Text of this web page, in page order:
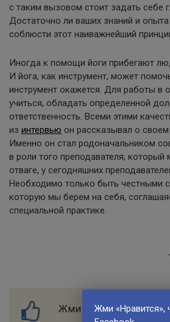
с таким вызовом стоит задать себе
Достаточно ли ваших знаний и
соблюсти этот наиважнейший
Иногда к помощи йоги прибегают
И йога, как инструмент, может
инструмент окажется. Для работы в
учиться, обладать определенной
ответственность. Всеми этими
из интервью он рассказывал о своем
Именно он стал родоначальником
в роли того преподавателя,
отваге, у сегодняшних
Необходимо только быть честными
которую мы берем на себя,
специальной практике.
Жми «Нравится» и
Жми «Нравится»,